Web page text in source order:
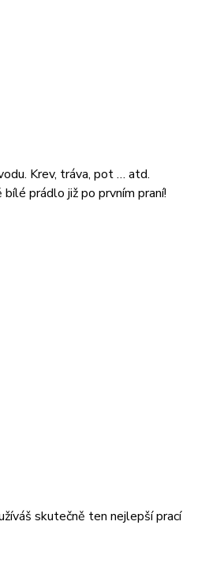
Krev, tráva, pot … atd.
prádlo již po prvním praní!
skutečně ten nejlepší prací